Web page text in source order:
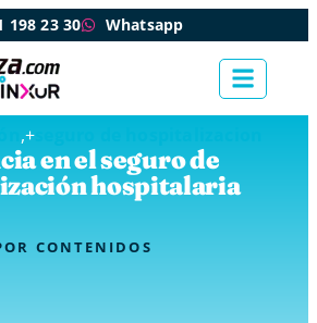
198 23 30 Whatsapp
,+
en el seguro de
hospitalaria
CONTENIDOS